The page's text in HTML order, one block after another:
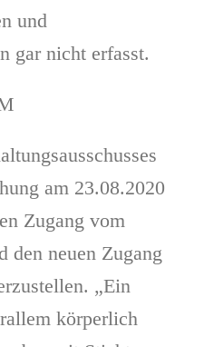
und
gar nicht erfasst.
am 23.08.2020
Zugang vom
den neuen Zugang
„Ein
körperlich